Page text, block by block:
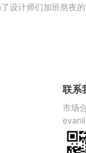
设计师们加班熬夜的
渲染慢的问题，而
联系
市场